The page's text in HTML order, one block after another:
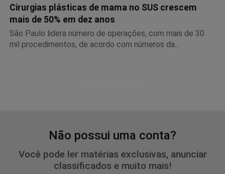
Cirurgias plásticas de mama no SUS crescem
mais de 50% em dez anos
São Paulo lidera número de operações, com mais de 30
mil procedimentos, de acordo com números da...
Não possui uma conta?
Você pode ler matérias exclusivas, anunciar
classificados e muito mais!